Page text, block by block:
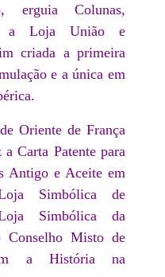
erguia Colunas,
a Loja União e
criada a primeira
e a única em
Oriente de França
Carta Patente para
Antigo e Aceite em
Simbólica de
Simbólica da
Conselho Misto de
a História na